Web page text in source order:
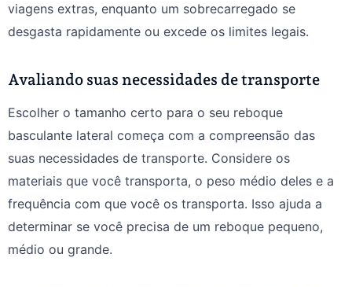
viagens extras, enquanto um sobrecarregado se
desgasta rapidamente ou excede os limites legais.
Avaliando suas necessidades de transporte
Escolher o tamanho certo para o seu reboque
basculante lateral começa com a compreensão das
suas necessidades de transporte. Considere os
materiais que você transporta, o peso médio deles e a
frequência com que você os transporta. Isso ajuda a
determinar se você precisa de um reboque pequeno,
médio ou grande.